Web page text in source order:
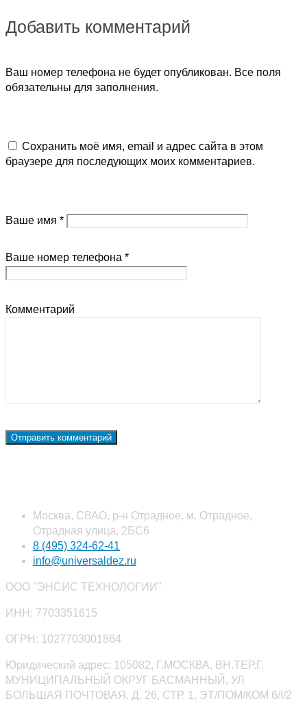
Добавить комментарий
Ваш номер телефона не будет опубликован. Все поля
обязательны для заполнения.
Комментарий
Ваше имя *
Сохранить моё имя, email и адрес сайта в этом
браузере для последующих моих комментариев.
Ваше номер телефона *
Москва, СВАО, р-н Отрадное, м. Отрадное,
Отрадная улица, 2БС6
8 (495) 324-62-41
info@universaldez.ru
ООО "ЭНСИС ТЕХНОЛОГИИ"
ИНН: 7703351615
ОГРН: 1027703001864
Юридический адрес: 105082, Г.МОСКВА, ВН.ТЕР.Г.
МУНИЦИПАЛЬНЫЙ ОКРУГ БАСМАННЫЙ, УЛ
БОЛЬШАЯ ПОЧТОВАЯ, Д. 26, СТР. 1, ЭТ/ПОМ/КОМ 6/I/2